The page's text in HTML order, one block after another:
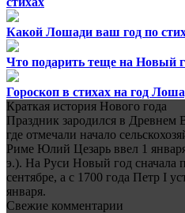
Какой Лошади ваш год по
Что подарить теще на Новый
Гороскоп в стихах на год
Краткая история Нового года
Праздник зародился в Древнем
где отмечали начало
Риме Юлий Цезарь ввел 1
э.). На Руси Новый год сначала
сентябре, а с 1700 года Петр I
января.
Свежие комментарии